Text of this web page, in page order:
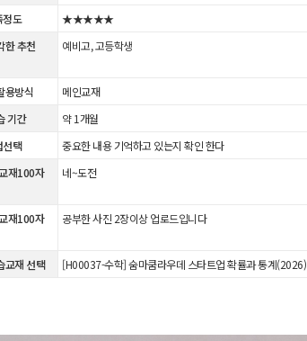
정도
★★★★★
한 추천
예비고, 고등학생
용방식
메인교재
기간
약 1개월
선택
중요한 내용 기억하고 있는지 확인 한다
재100자
네~도전
재100자 공부한 사진 2장이상 업로드입니다
교재 선택 [H00037-수학] 숨마쿰라우데 스타트업 확률과 통계(2026)